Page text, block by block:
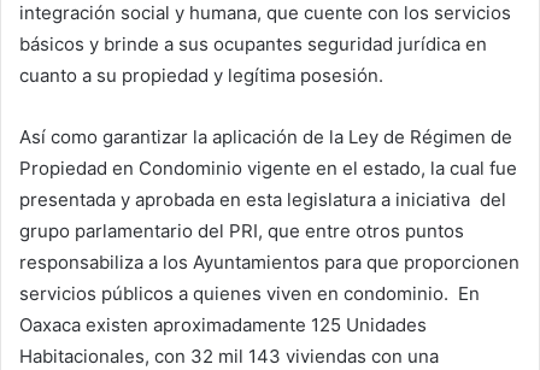
integración social y humana, que cuente con los servicios
básicos y brinde a sus ocupantes seguridad jurídica en
cuanto a su propiedad y legítima posesión.
Así como garantizar la aplicación de la Ley de Régimen de
Propiedad en Condominio vigente en el estado, la cual fue
presentada y aprobada en esta legislatura a iniciativa del
grupo parlamentario del PRI, que entre otros puntos
responsabiliza a los Ayuntamientos para que proporcionen
servicios públicos a quienes viven en condominio. En
Oaxaca existen aproximadamente 125 Unidades
Habitacionales, con 32 mil 143 viviendas con una